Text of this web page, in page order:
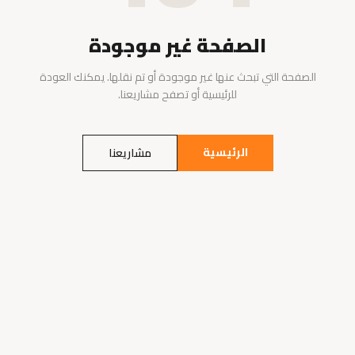
الصفحة غير موجودة
الصفحة التي تبحث عنها غير موجودة أو تم نقلها. يمكنك العودة
للرئيسية أو تصفح مشاريعنا.
الرئيسية مشاريعنا